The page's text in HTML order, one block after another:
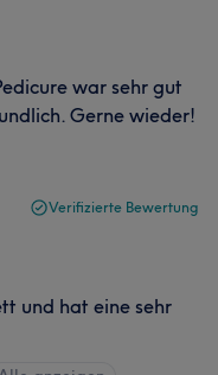
war sehr gut
Gerne wieder!
Verifizierte Bewertung
und hat eine sehr